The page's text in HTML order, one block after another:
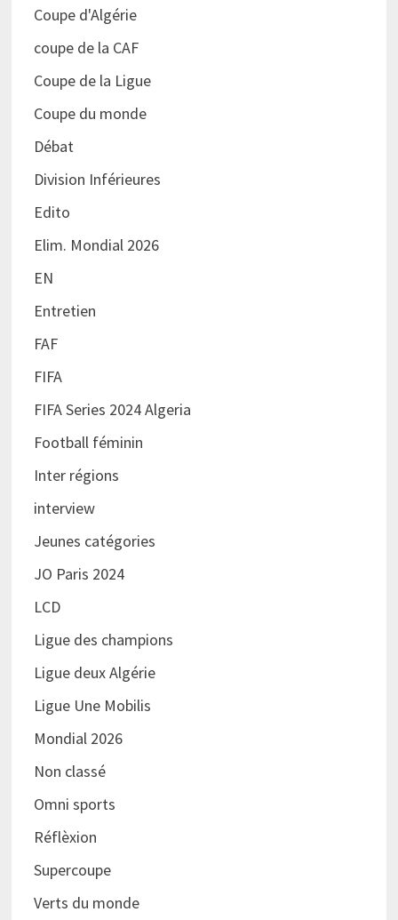
Coupe d'Algérie
coupe de la CAF
Coupe de la Ligue
Coupe du monde
Débat
Division Inférieures
Edito
Elim. Mondial 2026
EN
Entretien
FAF
FIFA
FIFA Series 2024 Algeria
Football féminin
Inter régions
interview
Jeunes catégories
JO Paris 2024
LCD
Ligue des champions
Ligue deux Algérie
Ligue Une Mobilis
Mondial 2026
Non classé
Omni sports
Réflèxion
Supercoupe
Verts du monde